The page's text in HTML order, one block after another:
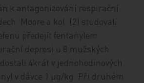
k antagonizování respirační
Moore a kol. [2] studovali
předejít fentanylem
depresi u 8 mužských
4krát v jednohodinových
v dávce 1 µg/kg. Při druhém